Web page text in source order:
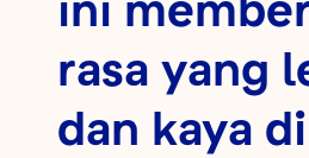
rasa yang
dan kaya